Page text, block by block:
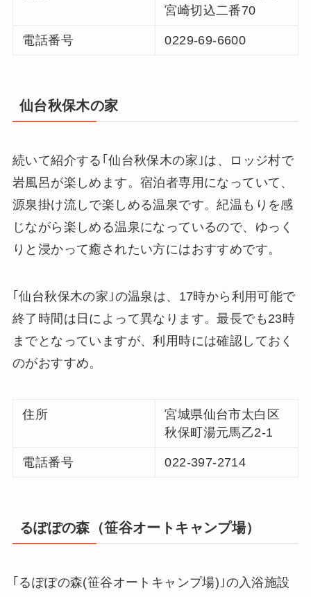
宮崎切込二番70
電話番号 0229-69-6600
仙台秋保木の家
続いて紹介する｢仙台秋保木の家｣は、ロッジ村で
岩風呂が楽しめます。宿泊者専用になっていて、
源泉掛け流しで楽しめる温泉です。紀温もりを感
じながら楽しめる温泉になっているので、ゆっく
りと浸かって癒されたい方にはおすすめです。
｢仙台秋保木の家｣の温泉は、17時から利用可能で
終了時間は日によって異なります。最長でも23時
までとなっていますが、利用時には確認しておく
のがおすすめ。
住所
宮城県仙台市太白区
秋保町湯元馬乙2-1
電話番号 022-397-2714
るぽぽの森（笹谷オートキャンプ場）
｢るぽぽの森(笹谷オートキャンプ場)｣の入浴施設